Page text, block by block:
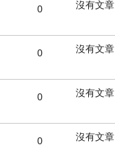
0 沒有文章
0 沒有文章
0 沒有文章
0 沒有文章